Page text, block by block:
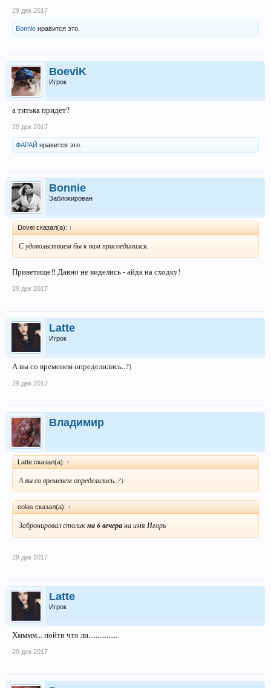
29 дек 2017
Bonnie нравится это.
BoeviK
Игрок
а титька придет?
29 дек 2017
ФАРАЙ нравится это.
Bonnie
Заблокирован
Dovel сказал(а): ↑
С удовольствием бы к вам присоединился.
Приветище!! Давно не виделись - айда на сходку!
29 дек 2017
Latte
Игрок
А вы со временем определились..?)
29 дек 2017
Владимир
Latte сказал(а): ↑
А вы со временем определились..?)
eolas сказал(а): ↑
Забронировал столикна 6 вечерана имя Игорь
29 дек 2017
Latte
Игрок
Хмммм... пойти что ли................
29 дек 2017